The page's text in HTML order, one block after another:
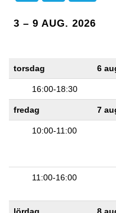
3 – 9 AUG. 2026
torsdag 6
16:00-18:30
fredag 7
10:00-11:00
11:00-16:00